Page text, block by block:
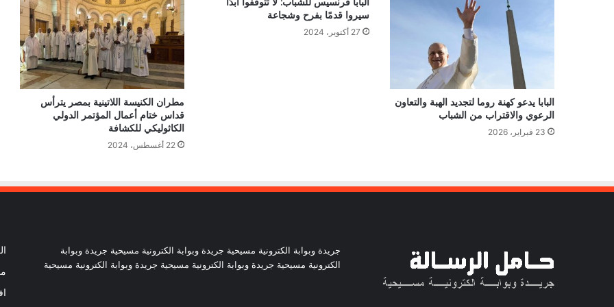
البابا يشجّع شباب العراق على أن يكونوا نور
المسيح ورسُل رجاء في بلدهم
الكنيسة الكاثوليكية بمصر تثمن الأداء
المتميز للمنتخب المصري وروح التكاتف
التي جمعت المصريين
ورسالة الفرح والخدمة
ترسيخ الرجاء.. وخدمة الفقراء ومواكبة
تحديات الذكاء الاصطناعي
البابا يدعو كهنة روما لتجديد الهبة والتعاون
الرعوي والاقتراب من الشباب
23 فبراير، 2026
سيروا قدمًا بفرح وشجاعة
27 أكتوبر، 2024
مطران الكنيسة اللاتينية بمصر يترأس
قداس ختام أعمال المؤتمر الدولي
الكاثوليكي للكشافة
22 أغسطس، 2024
جريدة وبوابة الكترونية مسيحية جريدة وبوابة الكترونية مسيحية جريدة وبوابة
الكترونية مسيحية جريدة وبوابة الكترونية مسيحية جريدة وبوابة الكترونية مسيحية